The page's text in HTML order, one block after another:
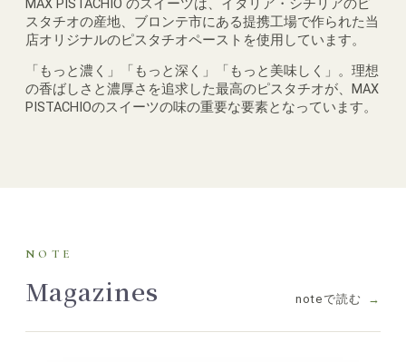
MAX PISTACHIO のスイーツは、イタリア・シチリアのピ
スタチオの産地、ブロンテ市にある提携工場で作られた当
店オリジナルのピスタチオペーストを使用しています。
「もっと濃く」「もっと深く」「もっと美味しく」。理想
の香ばしさと濃厚さを追求した最高のピスタチオが、MAX
PISTACHIOのスイーツの味の重要な要素となっています。
NOTE
Magazines noteで読む →